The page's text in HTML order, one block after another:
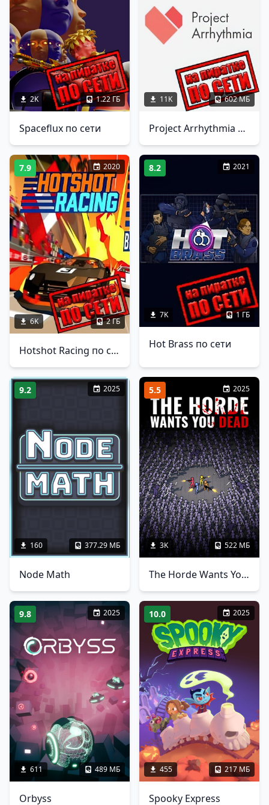
2K 1.22 ГБ
Spaceflux по сети
11K 602 МБ
Project Arrhythmia по сети
7.9 2020
6K 2 ГБ
Hotshot Racing по сети
8.2 2021
7K 1 ГБ
Hot Brass по сети
9.2 2025
160 377.29 МБ
Node Math
5.5 2025
3K 522 МБ
The Horde Wants You Dead
9.8 2025
611 489 МБ
Orbyss
10.0 2025
455 217 МБ
Spooky Express